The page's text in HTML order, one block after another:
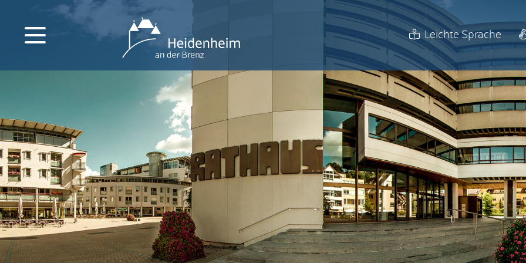
Leichte Sprache